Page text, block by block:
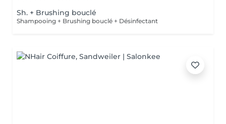
Sh. + Brushing bouclé
Shampooing + Brushing bouclé + Désinfectant